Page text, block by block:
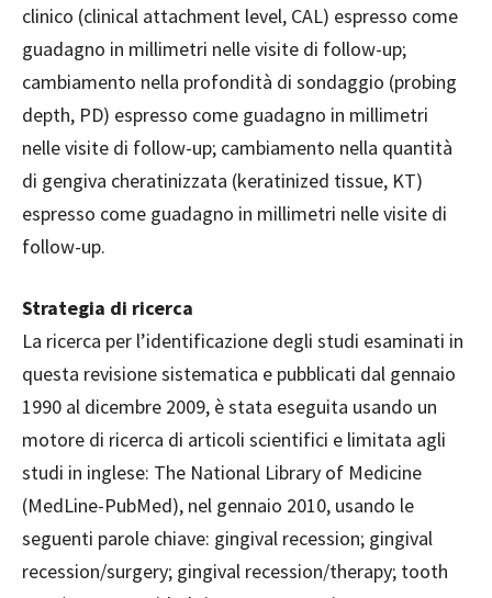
clinico (clinical attachment level, CAL) espresso come
guadagno in millimetri nelle visite di follow-up;
cambiamento nella profondità di sondaggio (probing
depth, PD) espresso come guadagno in millimetri
nelle visite di follow-up; cambiamento nella quantità
di gengiva cheratinizzata (keratinized tissue, KT)
espresso come guadagno in millimetri nelle visite di
follow-up.
Strategia di ricerca
La ricerca per l’identificazione degli studi esaminati in
questa revisione sistematica e pubblicati dal gennaio
1990 al dicembre 2009, è stata eseguita usando un
motore di ricerca di articoli scientifici e limitata agli
studi in inglese: The National Library of Medicine
(MedLine-PubMed), nel gennaio 2010, usando le
seguenti parole chiave: gingival recession; gingival
recession/surgery; gingival recession/therapy; tooth